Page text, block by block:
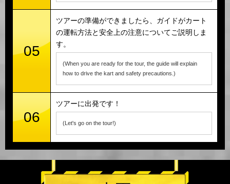
05
ツアーの準備ができましたら、ガイドがカート
の運転方法と安全上の注意についてご説明しま
す。
(When you are ready for the tour, the guide will explain
how to drive the kart and safety precautions.)
06
ツアーに出発です！
(Let's go on the tour!)